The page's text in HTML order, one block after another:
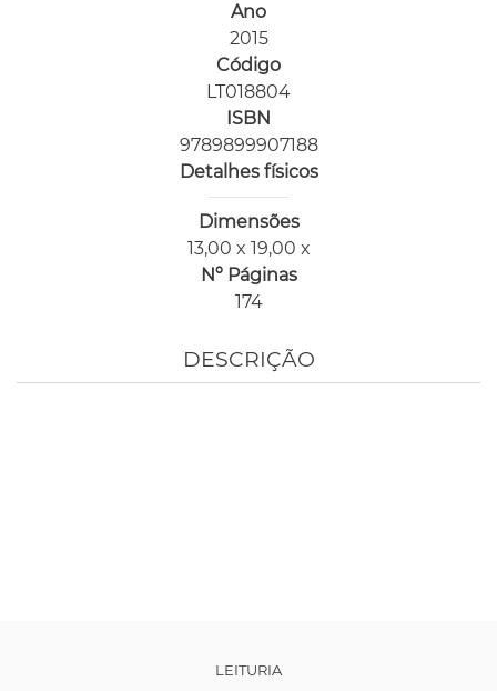
Ano
2015
Código
LT018804
ISBN
9789899907188
Detalhes físicos
Dimensões
13,00 x 19,00 x
Nº Páginas
174
DESCRIÇÃO
LEITURIA